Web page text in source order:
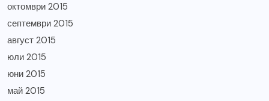
октомври 2015
септември 2015
август 2015
юли 2015
юни 2015
май 2015